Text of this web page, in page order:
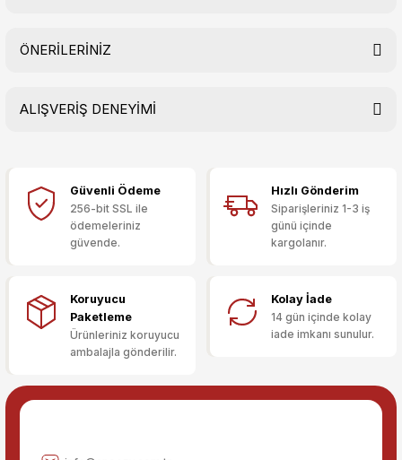
ÖNERİLERİNİZ
Bu ürünün fiyat bilgisi, resim, ürün açıklamalarında ve diğer
Ürün resmi kalitesiz, bozuk veya görüntülenemiyor.
Ürün açıklamasında eksik bilgiler bulunuyor.
Ürün fiyatı diğer sitelerden daha pahalı.
Bu ürüne benzer farklı alternatifler olmalı.
ALIŞVERİŞ DENEYİMİ
Sitemize ilk yorumu siz yapın!
Güvenli Ödeme
256-bit SSL ile
ödemeleriniz
güvende.
Hızlı Gönderim
Siparişleriniz 1-3 iş
günü içinde
kargolanır.
Koruyucu
Paketleme
Ürünleriniz koruyucu
ambalajla gönderilir.
Kolay İade
14 gün içinde kolay
iade imkanı sunulur.